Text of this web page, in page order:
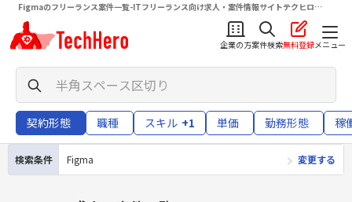
Figmaのフリーランス案件一覧-ITフリーランス向け求人・案件情報サイトテクヒロ
（TechHero）
企業の方案件検索無料登録メニュー
契約形態 職種 スキル +1 単価 勤務形態 稼
検索条件 Figma 変更する